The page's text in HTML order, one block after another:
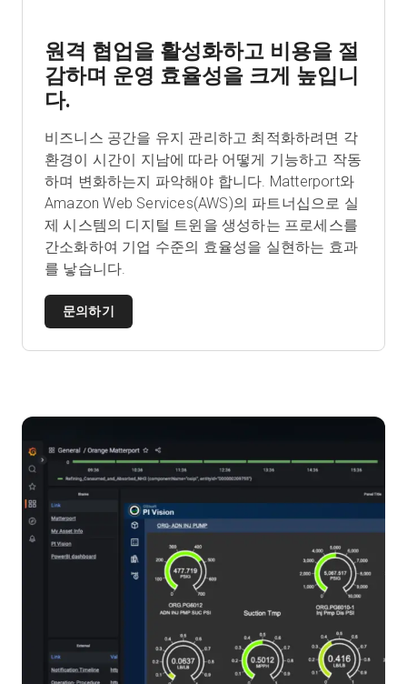
원격 협업을 활성화하고 비용을 절
감하며 운영 효율성을 크게 높입니
다.
비즈니스 공간을 유지 관리하고 최적화하려면 각
환경이 시간이 지남에 따라 어떻게 기능하고 작동
하며 변화하는지 파악해야 합니다. Matterport와
Amazon Web Services(AWS)의 파트너십으로 실
제 시스템의 디지털 트윈을 생성하는 프로세스를
간소화하여 기업 수준의 효율성을 실현하는 효과
를 낳습니다.
문의하기